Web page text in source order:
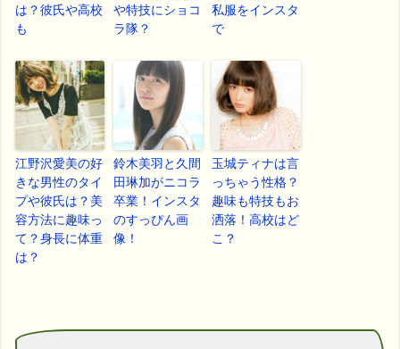
は？彼氏や高校
も
や特技にショコ
ラ隊？
私服をインスタ
で
江野沢愛美の好
きな男性のタイ
プや彼氏は？美
容方法に趣味っ
て？身長に体重
は？
鈴木美羽と久間
田琳加がニコラ
卒業！インスタ
のすっぴん画
像！
玉城ティナは言
っちゃう性格？
趣味も特技もお
洒落！高校はど
こ？